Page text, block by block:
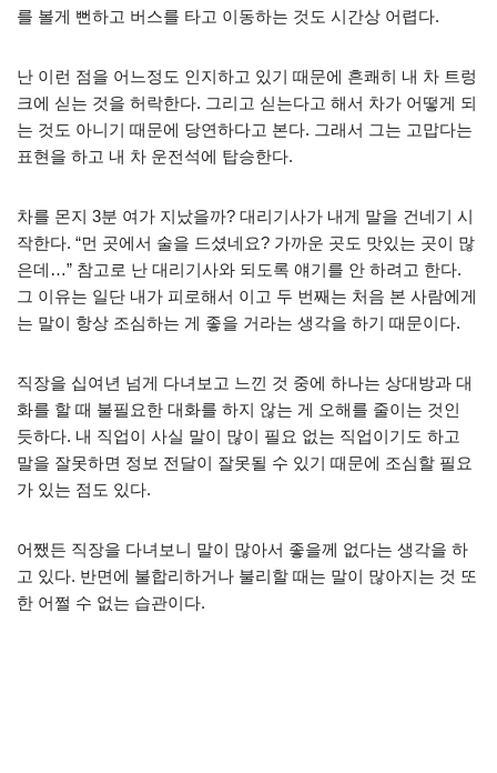
를 볼게 뻔하고 버스를 타고 이동하는 것도 시간상 어렵다.
난 이런 점을 어느정도 인지하고 있기 때문에 흔쾌히 내 차 트렁
크에 싣는 것을 허락한다. 그리고 싣는다고 해서 차가 어떻게 되
는 것도 아니기 때문에 당연하다고 본다. 그래서 그는 고맙다는
표현을 하고 내 차 운전석에 탑승한다.
차를 몬지 3분 여가 지났을까? 대리기사가 내게 말을 건네기 시
작한다. “먼 곳에서 술을 드셨네요? 가까운 곳도 맛있는 곳이 많
은데…” 참고로 난 대리기사와 되도록 얘기를 안 하려고 한다.
그 이유는 일단 내가 피로해서 이고 두 번째는 처음 본 사람에게
는 말이 항상 조심하는 게 좋을 거라는 생각을 하기 때문이다.
직장을 십여년 넘게 다녀보고 느낀 것 중에 하나는 상대방과 대
화를 할 때 불필요한 대화를 하지 않는 게 오해를 줄이는 것인
듯하다. 내 직업이 사실 말이 많이 필요 없는 직업이기도 하고
말을 잘못하면 정보 전달이 잘못될 수 있기 때문에 조심할 필요
가 있는 점도 있다.
어쨌든 직장을 다녀보니 말이 많아서 좋을께 없다는 생각을 하
고 있다. 반면에 불합리하거나 불리할 때는 말이 많아지는 것 또
한 어쩔 수 없는 습관이다.